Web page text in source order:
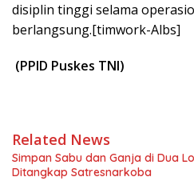
disiplin tinggi selama
berlangsung.[timwork-Albs]
(PPID Puskes TNI)
Related News
Simpan Sabu dan Ganja di Dua
Ditangkap Satresnarkoba